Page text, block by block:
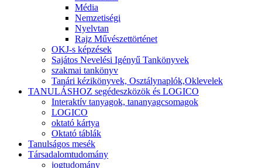
Média
Nemzetiségi
Nyelvtan
Rajz Művészettörténet
OKJ-s képzések
Sajátos Nevelési Igényű Tankönyvek
szakmai tankönyv
Tanári kézikönyvek, Osztálynaplók,Oklevelek
TANULÁSHOZ segédeszközök és LOGICO
Interaktív tanyagok, tananyagcsomagok
LOGICO
oktató kártya
Oktató táblák
Tanulságos mesék
Társadalomtudomány
jogtudomány